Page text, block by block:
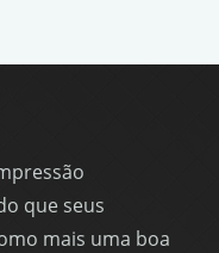
que seus
mais uma boa